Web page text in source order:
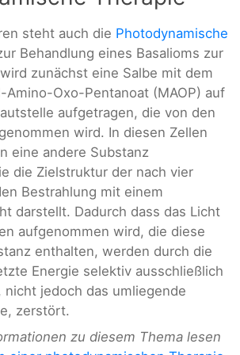
steht auch die Photodynamische
Behandlung eines Basalioms zur
zunächst eine Salbe mit dem
Oxo-Pentanoat (MAOP) auf
aufgetragen, die von den
wird. In diesen Zellen
eine andere Substanz
die Zielstruktur der nach vier
Bestrahlung mit einem
darstellt. Dadurch dass das Licht
aufgenommen wird, die diese
enthalten, werden durch die
Energie selektiv ausschließlich
nicht jedoch das umliegende
zerstört.
zu diesem Thema lesen